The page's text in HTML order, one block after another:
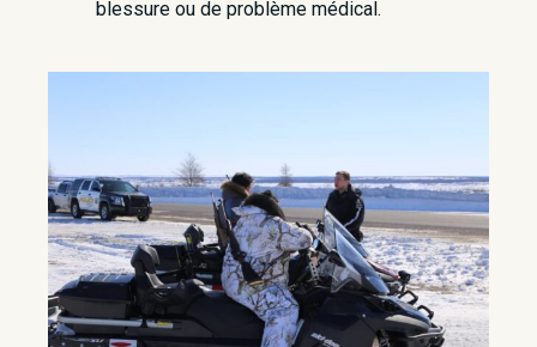
blessure ou de problème médical.